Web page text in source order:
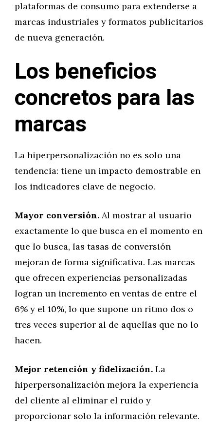
plataformas de consumo para extenderse a
marcas industriales y formatos publicitarios
de nueva generación.
Los beneficios
concretos para las
marcas
La hiperpersonalización no es solo una
tendencia: tiene un impacto demostrable en
los indicadores clave de negocio.
Mayor conversión. Al mostrar al usuario
exactamente lo que busca en el momento en
que lo busca, las tasas de conversión
mejoran de forma significativa. Las marcas
que ofrecen experiencias personalizadas
logran un incremento en ventas de entre el
6% y el 10%, lo que supone un ritmo dos o
tres veces superior al de aquellas que no lo
hacen.
Mejor retención y fidelización. La
hiperpersonalización mejora la experiencia
del cliente al eliminar el ruido y
proporcionar solo la información relevante.